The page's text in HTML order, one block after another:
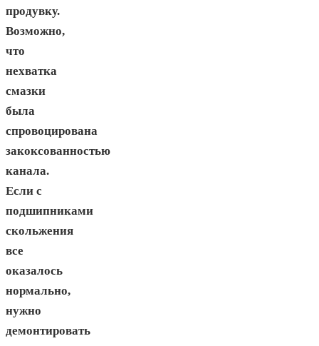
продувку.
Возможно,
что
нехватка
смазки
была
спровоцирована
закоксованностью
канала.
Если с
подшипниками
скольжения
все
оказалось
нормально,
нужно
демонтировать